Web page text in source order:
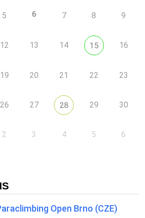
5 6 7 8 9
12 13 14 15 16
19 20 21 22 23
26 27 28 29 30
2 3 4 5 6
Open Brno (CZE)